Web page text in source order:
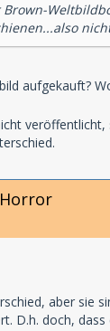
Brown-
aufgekauft?
veröffentlicht,
aber sie
D.h. doch, dass